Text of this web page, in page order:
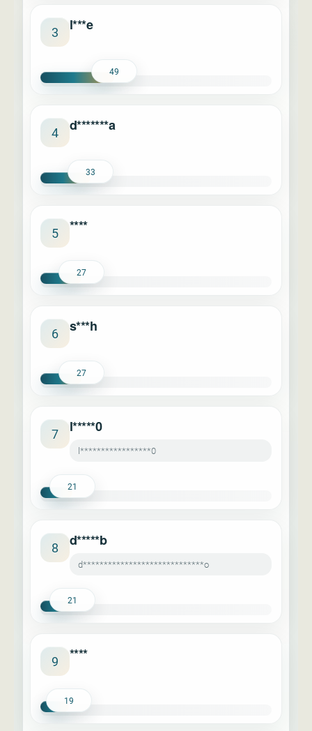
3 l***e
49
4 d*******a
33
5 ****
27
6 s***h
27
7 l*****0
l*****************0
21
8 d*****b
d*****************************o
21
9 ****
19